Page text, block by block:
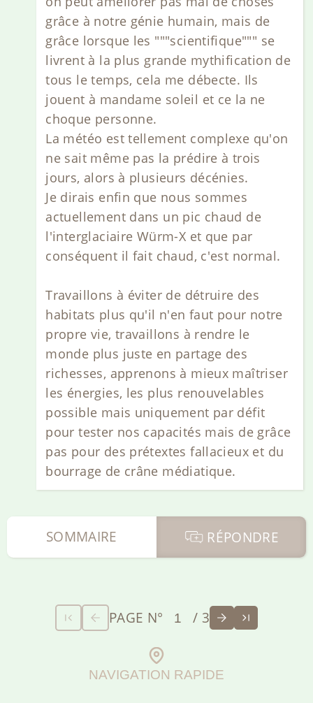
grâce à notre génie humain, mais de
grâce lorsque les """scientifique""" se
livrent à la plus grande mythification de
tous le temps, cela me débecte. Ils
jouent à mandame soleil et ce la ne
choque personne.
La météo est tellement complexe qu'on
ne sait même pas la prédire à trois
jours, alors à plusieurs décénies.
Je dirais enfin que nous sommes
actuellement dans un pic chaud de
l'interglaciaire Würm-X et que par
conséquent il fait chaud, c'est normal.
Travaillons à éviter de détruire des
habitats plus qu'il n'en faut pour notre
propre vie, travaillons à rendre le
monde plus juste en partage des
richesses, apprenons à mieux maîtriser
les énergies, les plus renouvelables
possible mais uniquement par défit
pour tester nos capacités mais de grâce
pas pour des prétextes fallacieux et du
bourrage de crâne médiatique.
RÉPONDRE
SOMMAIRE
PAGE N° / 3
NAVIGATION RAPIDE